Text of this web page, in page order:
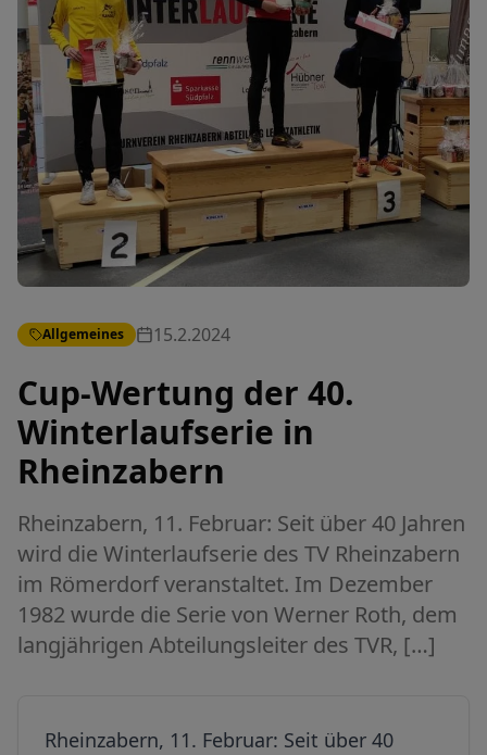
Allgemeines 15.2.2024
Cup-Wertung der 40.
Winterlaufserie in
Rheinzabern
Rheinzabern, 11. Februar: Seit über 40 Jahren
wird die Winterlaufserie des TV Rheinzabern
im Römerdorf veranstaltet. Im Dezember
1982 wurde die Serie von Werner Roth, dem
langjährigen Abteilungsleiter des TVR, […]
Rheinzabern, 11. Februar: Seit über 40